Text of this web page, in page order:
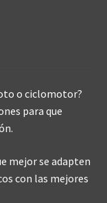
o ciclomotor?
para que
mejor se adapten
con las mejores